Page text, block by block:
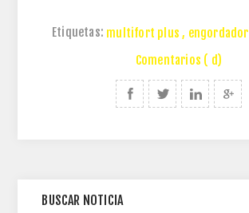
Etiquetas: multifort plus , engordador
Comentarios ( d)
BUSCAR NOTICIA